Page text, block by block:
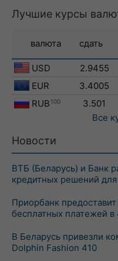
Лучшие курсы
валюта сдать
USD 2.9455
EUR
3.4005
RUB 100 3.501
Все
Новости
ВТБ (Беларусь) и Банк
кредитных решений
Приорбанк
бесплатных платежей в
В Беларусь привезли
Dolphin Fashion 410